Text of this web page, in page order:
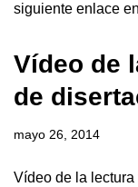
siguiente enlace
Vídeo de
de
mayo 26, 2014
Vídeo de la